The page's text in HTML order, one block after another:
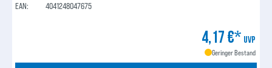
EAN:
4041248047675
4,17 €* UVP
Geringer Bestand